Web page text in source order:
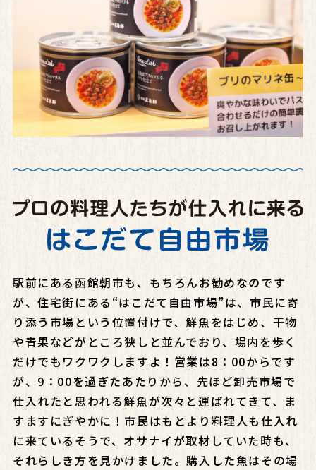
駅前にある函館朝市も、もちろんお勧めなのです
が、住宅街にある“はこだて自由市場”は、市民に寄
り添う市場という位置付けで、鮮魚をはじめ、干物
や青果などがところ狭しと並んでおり、場内を歩く
だけでもワクワクしますよ！営業は8：00からです
が、9：00を過ぎたあたりから、先ほど卸売市場で
仕入れたと思われる鮮魚が次々と運ばれてきて、ま
すますにぎやかに！市民はもとより料理人も仕入れ
に来ているそうで、オサナイが取材していた時も、
それらしき方を見かけました。購入した魚はその場